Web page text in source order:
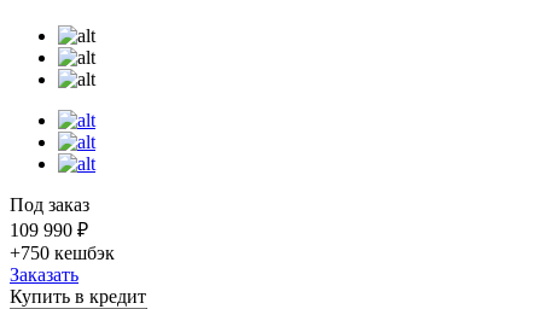
Под заказ
109 990 ₽
+750 кешбэк
Заказать
Купить в кредит